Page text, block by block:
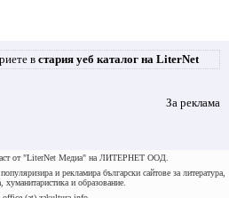
в стария уеб каталог на LiterNet
За реклама
от "LiterNet Медиа" на ЛИТЕРНЕТ ООД.
и рекламира български сайтове за литература,
хуманитаристика и образование.